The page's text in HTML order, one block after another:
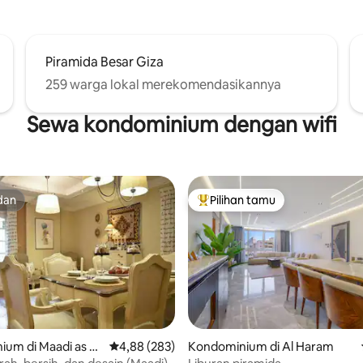
Piramida Besar Giza
259 warga lokal merekomendasikannya
Sewa kondominium dengan wifi
94 ulasan
di Maadi as Sa
Nilai rata-rata 4,88 dari 5, 283 ulasan
4,88 (283)
Pilihan tamu terpopuler
Pilihan tamu
Kondominium di Al Haram